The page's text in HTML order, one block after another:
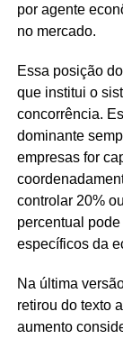
por agente
no mercado.
Essa posição
que institui o
concorrência.
dominante
empresas for
controlar 20%
percentual
específicos da
Na última
retirou do texto
aumento